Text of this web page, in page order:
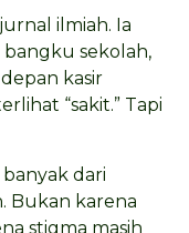
ilmiah. Ia
sekolah,
kasir
“sakit.” Tapi
dari
Bukan karena
stigma masih